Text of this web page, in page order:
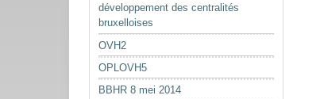
développement des centralités
bruxelloises
OVH2
OPLOVH5
BBHR 8 mei 2014